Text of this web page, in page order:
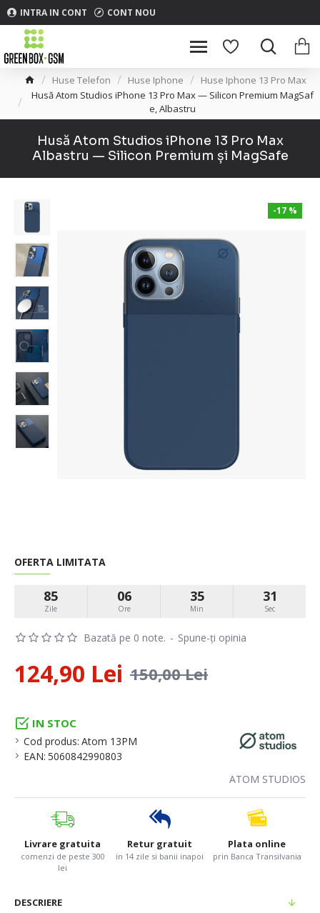
INTRA IN CONT CONT NOU
Huse Telefon Huse Iphone
Huse Iphone 13 Pro Max
Husă Atom Studios iPhone 13 Pro Max — Silicon Premium MagSaf
e, Albastru
Husă Atom Studios iPhone 13 Pro Max
Albastru — Silicon Premium și MagSafe
-17 %
IN STOC
Cod produs: Atom 13PM
EAN: 5060842990803
ATOM STUDIOS
Bazată pe 0 note. - Spune-ţi opinia
OFERTA LIMITATA
85
Zile
06
Ore
35
Min
31
Sec
124,90 Lei 150,00 Lei
Livrare gratuita
comenzi de peste 300
lei
Retur gratuit
in 14 zile si banii inapoi
Plata online
prin Banca Transilvania
DESCRIERE